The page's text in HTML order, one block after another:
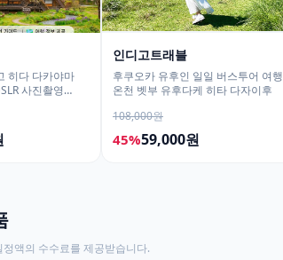
히다 다카야마
사진촬영
인디고트래블
후쿠오카 유후인 일일 버스투어 여행
온천 벳부 유후다케 히타 다자이후
108,000원
45%59,000원
액의 수수료를 제공받습니다.